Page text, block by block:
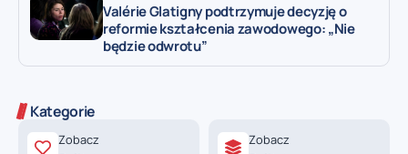
Valérie Glatigny podtrzymuje decyzję o
reformie kształcenia zawodowego: „Nie
będzie odwrotu”
Kategorie
Zobacz Zobacz